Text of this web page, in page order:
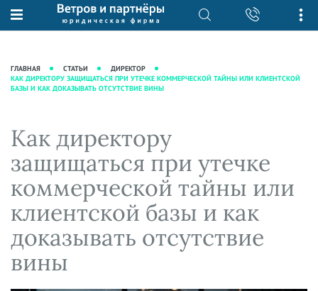
О нас
Рекомендации
Преимущества юридической
фирмы
Кейсы
Вакансии
Юридические услуги
Интеллектуальная собственность
Налоговая практика
Сопровождение бизнеса
Ведение уголовных дел
Защита активов
Ведение дел о банкротстве
База знаний
практики"
Аудиоподкасты
Видеоподкасты
Справочная
Вопросы-ответы
Вебинары и семинары
Прямые эфиры
ГЛАВНАЯ СТАТЬИ
ДИРЕКТОР
КАК ДИРЕКТОРУ ЗАЩИЩАТЬСЯ ПРИ УТЕЧКЕ КОММЕРЧЕСКОЙ ТАЙНЫ ИЛИ КЛИЕНТСКОЙ
БАЗЫ И КАК ДОКАЗЫВАТЬ ОТСУТСТВИЕ ВИНЫ
Как директору
защищаться при утечке
коммерческой тайны или
клиентской базы и как
доказывать отсутствие
вины